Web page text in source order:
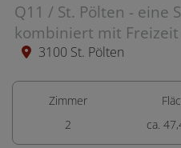
Q11 / St. Pölten - eine
kombiniert mit
3100 St. Pölten
Zimmer
2
ca.